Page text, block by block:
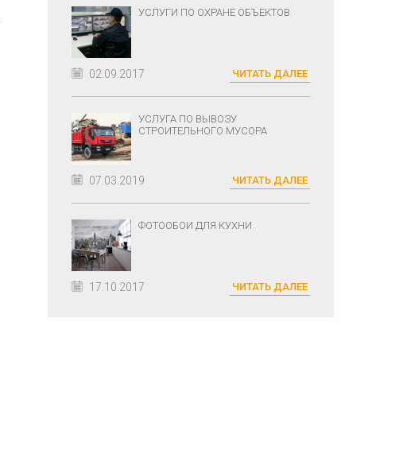
УСЛУГИ ПО ОХРАНЕ ОБЪЕКТОВ
02.09.2017 ЧИТАТЬ ДАЛЕЕ
УСЛУГА ПО ВЫВОЗУ
СТРОИТЕЛЬНОГО МУСОРА
07.03.2019 ЧИТАТЬ ДАЛЕЕ
ФОТООБОИ ДЛЯ КУХНИ
17.10.2017 ЧИТАТЬ ДАЛЕЕ